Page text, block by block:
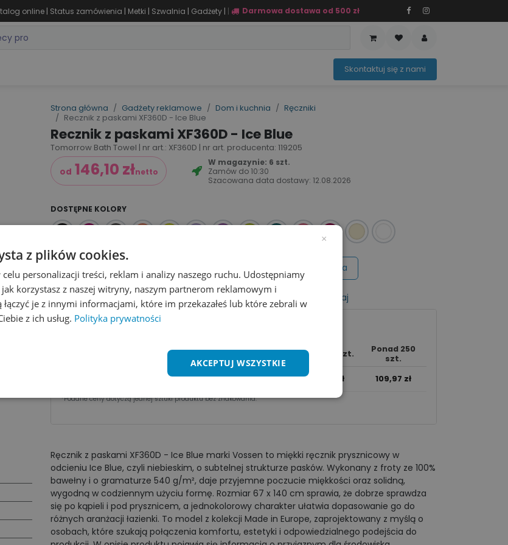
online | Status zamówienia | Metki | Szwalnia | Gadżety | | Darmowa dostawa od 500 zł
OFERTA SEZONOWASko​ntaktuj ​​​​się z nami​​​​
Strona główna Gadżety reklamowe Dom i kuchnia
Ręczniki
Recznik z paskami XF360D - Ice Blue
Recznik z paskami XF360D - Ice Blue
Tomorrow Bath Towel | nr art.: XF360D | nr art. producenta: 119205
od 146,10 złnetto
W magazynie: 6 szt.
Zamów do 10:30
Szacowana data dostawy: 12.08.2026
DOSTĘPNE KOLORY
Dodaj do koszyka Wycena na maila
Zobacz wszystkie kolory Dodaj do listy życzeń Porównaj
Cena za sztu​kę zależy od nakładu:
50 - 249 szt.
Ponad 250
szt.
138,25zł 128,82zł zł 109,97 zł
*Podane ceny dotyczą jednej sztuki produktu bez znakowania.​
Ręcznik z paskami XF360D - Ice Blue marki Vossen to miękki ręcznik prysznicowy w
odcieniu Ice Blue, czyli niebieskim, o subtelnej strukturze pasków. Wykonany z froty ze 100%
bawełny i o gramaturze 540 g/m², daje przyjemne poczucie miękkości oraz solidną,
wygodną w codziennym użyciu formę. Rozmiar 67 x 140 cm sprawia, że dobrze sprawdza
się po kąpieli i pod prysznicem, a jednokolorowy charakter ułatwia dopasowanie go do
różnych aranżacji łazienki. To model z kolekcji Made in Europe, zaprojektowany z myślą o
osobach, które szukają połączenia komfortu, estetyki i odpowiedzialnego podejścia do
×
z plików cookies.
personalizacji treści, reklam i analizy naszego ruchu. Udostępniamy
korzystasz z naszej witryny, naszym partnerom reklamowym i
je z innymi informacjami, które im przekazałeś lub które zebrali w
z ich usług. Polityka prywatności
AKCEPTUJ WSZYSTKIE